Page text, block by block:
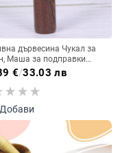
дървесина Чукал за
Маша за подправки
машина за пюре за
Кухненски инструмент за
ресторант
€/33.03 лв
Добави